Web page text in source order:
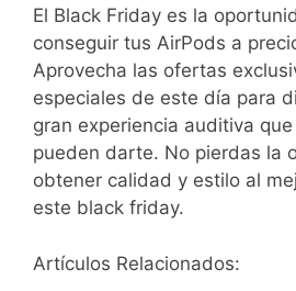
El Black Friday es la
conseguir tus AirPods a
Aprovecha las ofertas
especiales de este día para
gran experiencia auditiva
pueden darte. No pierdas la
obtener calidad y estilo al
este black friday.
Artículos Relacionados: